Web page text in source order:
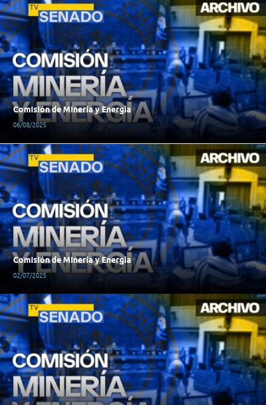
Comisión de Minería y Energía
06/08/2025
Comisión de Minería y Energía
02/07/2025